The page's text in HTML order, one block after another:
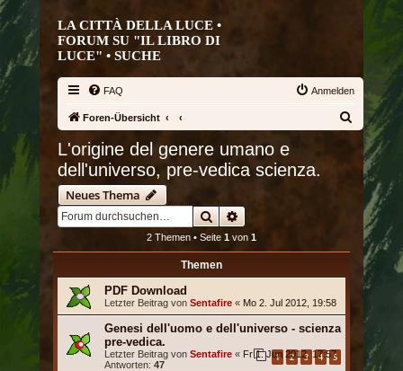
LA CITTÀ DELLA LUCE •
FORUM SU "IL LIBRO DI
LUCE" • SUCHE
FAQ Anmelden
Foren-Übersicht
L'origine del genere umano e
dell'universo, pre-vedica scienza.
Neues Thema
SucheErweiterte Suche
2 Themen • Seite 1 von 1
Themen
PDF Download
Letzter Beitrag von Sentafire « Mo 2. Jul 2012, 19:58
Genesi dell'uomo e dell'universo - scienza
pre-vedica.
Letzter Beitrag von Sentafire « Fr 1. Jun 2012, 17:57
Antworten: 47
1 2 3 4 5